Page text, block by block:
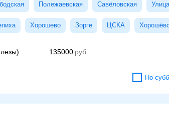
Полежаевская Савёловская
Хорошево Зорге ЦСКА
135000
По